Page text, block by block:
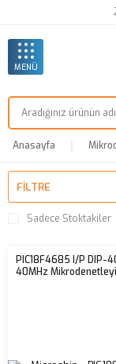
MENÜ
Anasayfa
FILTRE
Sadece Stoktakiler
PIC18F4685 I/P DIP-
40MHz